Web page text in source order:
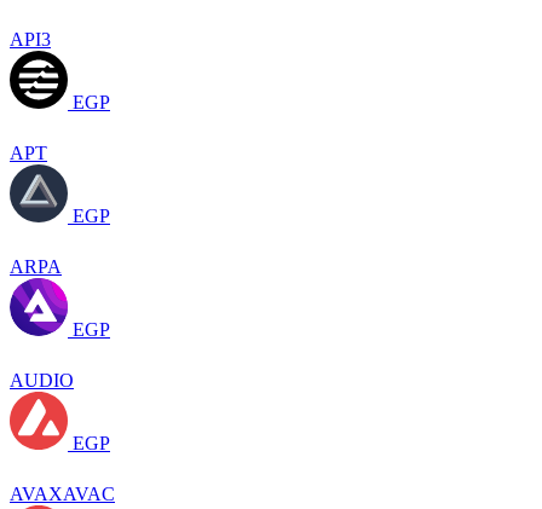
API3
EGP
APT
EGP
ARPA
EGP
AUDIO
EGP
AVAXAVAC